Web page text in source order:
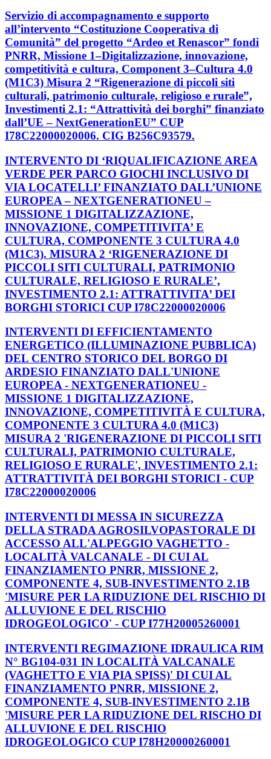
Servizio di accompagnamento e supporto
all’intervento “Costituzione Cooperativa di
Comunità” del progetto “Ardeo et Renascor” fondi
PNRR, Missione 1–Digitalizzazione, innovazione,
competitività e cultura, Component 3–Cultura 4.0
(M1C3) Misura 2 “Rigenerazione di piccoli siti
culturali, patrimonio culturale, religioso e rurale”,
Investimenti 2.1: “Attrattività dei borghi” finanziato
dall’UE – NextGenerationEU” CUP
I78C22000020006. CIG B256C93579.
INTERVENTO DI ‘RIQUALIFICAZIONE AREA
VERDE PER PARCO GIOCHI INCLUSIVO DI
VIA LOCATELLI’ FINANZIATO DALL’UNIONE
EUROPEA – NEXTGENERATIONEU –
MISSIONE 1 DIGITALIZZAZIONE,
INNOVAZIONE, COMPETITIVITA’ E
CULTURA, COMPONENTE 3 CULTURA 4.0
(M1C3). MISURA 2 ‘RIGENERAZIONE DI
PICCOLI SITI CULTURALI, PATRIMONIO
CULTURALE, RELIGIOSO E RURALE’,
INVESTIMENTO 2.1: ATTRATTIVITA’ DEI
BORGHI STORICI CUP I78C22000020006
INTERVENTI DI EFFICIENTAMENTO
ENERGETICO (ILLUMINAZIONE PUBBLICA)
DEL CENTRO STORICO DEL BORGO DI
ARDESIO FINANZIATO DALL'UNIONE
EUROPEA - NEXTGENERATIONEU -
MISSIONE 1 DIGITALIZZAZIONE,
INNOVAZIONE, COMPETITIVITÀ E CULTURA,
COMPONENTE 3 CULTURA 4.0 (M1C3)
MISURA 2 'RIGENERAZIONE DI PICCOLI SITI
CULTURALI, PATRIMONIO CULTURALE,
RELIGIOSO E RURALE', INVESTIMENTO 2.1:
ATTRATTIVITÀ DEI BORGHI STORICI - CUP
I78C22000020006
INTERVENTI DI MESSA IN SICUREZZA
DELLA STRADA AGROSILVOPASTORALE DI
ACCESSO ALL'ALPEGGIO VAGHETTO -
LOCALITÀ VALCANALE - DI CUI AL
FINANZIAMENTO PNRR, MISSIONE 2,
COMPONENTE 4, SUB-INVESTIMENTO 2.1B
'MISURE PER LA RIDUZIONE DEL RISCHIO DI
ALLUVIONE E DEL RISCHIO
IDROGEOLOGICO' - CUP I77H20005260001
INTERVENTI REGIMAZIONE IDRAULICA RIM
N° BG104-031 IN LOCALITÀ VALCANALE
(VAGHETTO E VIA PIA SPISS)' DI CUI AL
FINANZIAMENTO PNRR, MISSIONE 2,
COMPONENTE 4, SUB-INVESTIMENTO 2.1B
'MISURE PER LA RIDUZIONE DEL RISCHO DI
ALLUVIONE E DEL RISCHIO
IDROGEOLOGICO CUP I78H20000260001